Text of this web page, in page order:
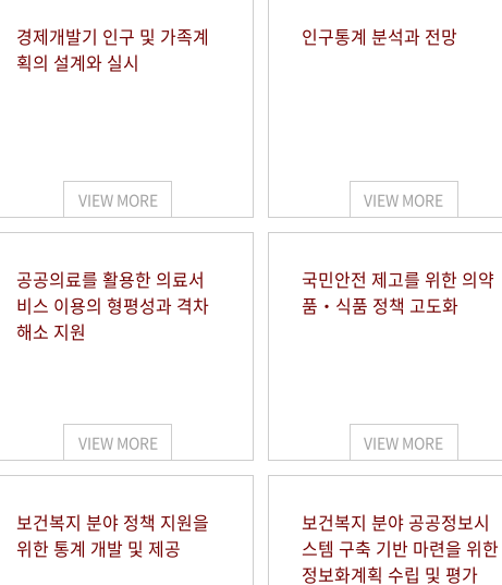
경제개발기 인구 및 가족계
획의 설계와 실시
VIEW MORE
인구통계 분석과 전망
VIEW MORE
공공의료를 활용한 의료서
비스 이용의 형평성과 격차
해소 지원
VIEW MORE
국민안전 제고를 위한 의약
품‧식품 정책 고도화
VIEW MORE
보건복지 분야 정책 지원을
위한 통계 개발 및 제공
보건복지 분야 공공정보시
스템 구축 기반 마련을 위한
정보화계획 수립 및 평가